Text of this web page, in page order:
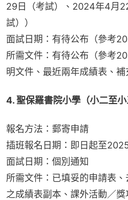
29日（考試）、2024年4月
試））
面試日期：有待公布（參考
所需文件：有待公布（參考
明文件、最近兩年成績表、補
4. 聖保羅書院小學（小二至小
報名方法：郵寄申請
插班報名日期：即日起至
面試日期：個別通知
所需文件：已填妥的申請表
之成績表副本、課外活動／獎